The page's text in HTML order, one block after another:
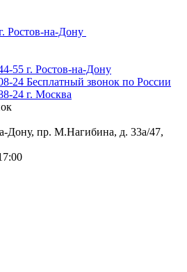
Ростов-на-Дону
55 г. Ростов-на-Дону
24 Бесплатный звонок по России
24 г. Москва
Дону, пр. М.Нагибина, д. 33а/47,